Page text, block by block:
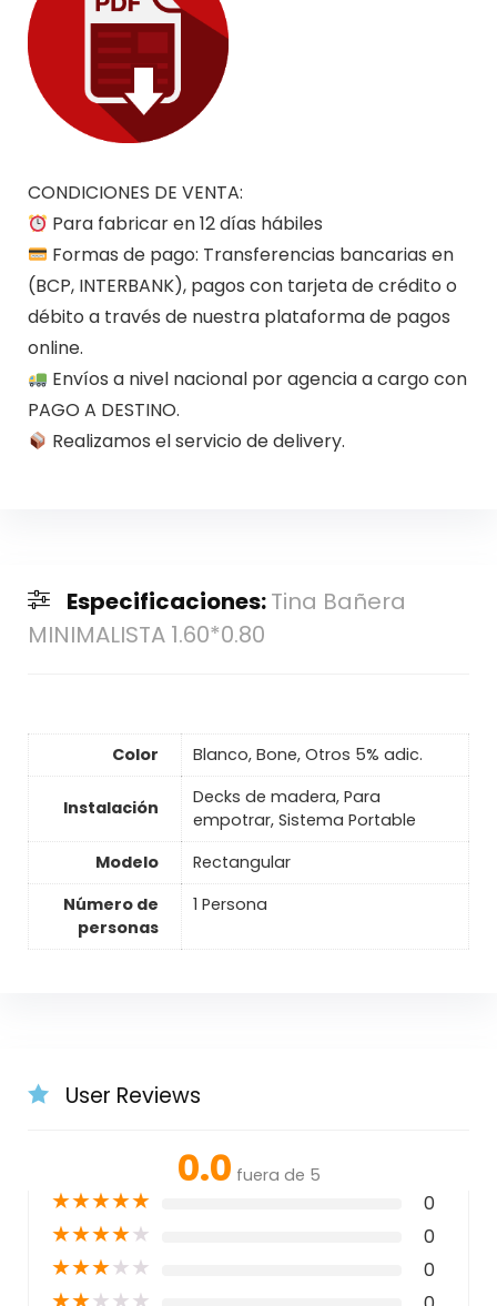
CONDICIONES DE VENTA:
Para fabricar en 12 días hábiles
Formas de pago: Transferencias bancarias en
(BCP, INTERBANK), pagos con tarjeta de crédito o
débito a través de nuestra plataforma de pagos
online.
Envíos a nivel nacional por agencia a cargo con
PAGO A DESTINO.
Realizamos el servicio de delivery.
Especificaciones:Tina Bañera
MINIMALISTA 1.60*0.80
Color Blanco, Bone, Otros 5% adic.
Instalación
Decks de madera, Para
empotrar, Sistema Portable
Modelo
Rectangular
Número de
personas
1 Persona
User Reviews
0.0 fuera de 5
★★★★★ 0
★★★★★ 0
★★★★★ 0